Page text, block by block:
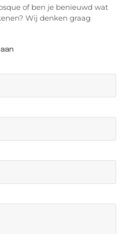
of ben je benieuwd wat
Wij denken graag